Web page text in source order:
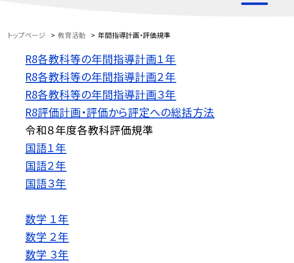
トップページ > 教育活動 > 年間指導計画・評価規準
R8各教科等の年間指導計画１年
R8各教科等の年間指導計画２年
R8各教科等の年間指導計画３年
R8評価計画・評価から評定への総括方法
令和８年度各教科評価規準
国語１年
国語２年
国語３年
数学 １年
数学 ２年
数学 ３年